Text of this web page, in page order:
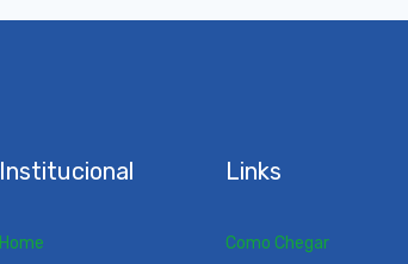
Institucional
Home
Links
Como Chegar